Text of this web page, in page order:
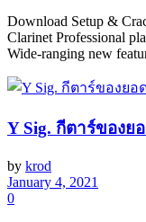
Download Setup &
Clarinet Professional
Wide-ranging new
Y Sig. กีตาร์ของย
by krod
January 4, 2021
0